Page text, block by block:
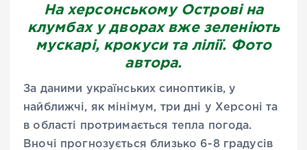
На херсонському Острові на
клумбах у дворах вже зеленіють
мускарі, крокуси та лілії. Фото
автора.
За даними українських синоптиків, у
найближчі, як мінімум, три дні у Херсоні та
в області протримається тепла погода.
Вночі прогнозується близько 6-8 градусів